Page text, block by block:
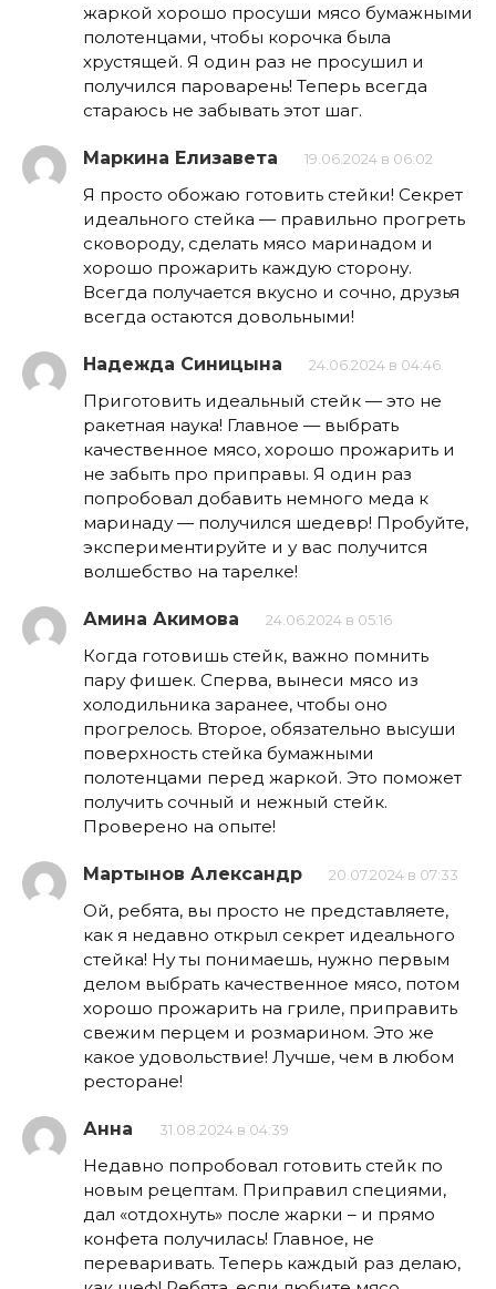
жаркой хорошо просуши мясо бумажными
полотенцами, чтобы корочка была
хрустящей. Я один раз не просушил и
получился пароварень! Теперь всегда
стараюсь не забывать этот шаг.
Маркина Елизавета 19.06.2024 в 06:02
Я просто обожаю готовить стейки! Секрет
идеального стейка — правильно прогреть
сковороду, сделать мясо маринадом и
хорошо прожарить каждую сторону.
Всегда получается вкусно и сочно, друзья
всегда остаются довольными!
Надежда Синицына 24.06.2024 в 04:46
Приготовить идеальный стейк — это не
ракетная наука! Главное — выбрать
качественное мясо, хорошо прожарить и
не забыть про приправы. Я один раз
попробовал добавить немного меда к
маринаду — получился шедевр! Пробуйте,
экспериментируйте и у вас получится
волшебство на тарелке!
Амина Акимова 24.06.2024 в 05:16
Когда готовишь стейк, важно помнить
пару фишек. Сперва, вынеси мясо из
холодильника заранее, чтобы оно
прогрелось. Второе, обязательно высуши
поверхность стейка бумажными
полотенцами перед жаркой. Это поможет
получить сочный и нежный стейк.
Проверено на опыте!
Мартынов Александр 20.07.2024 в 07:33
Ой, ребята, вы просто не представляете,
как я недавно открыл секрет идеального
стейка! Ну ты понимаешь, нужно первым
делом выбрать качественное мясо, потом
хорошо прожарить на гриле, приправить
свежим перцем и розмарином. Это же
какое удовольствие! Лучше, чем в любом
ресторане!
Анна 31.08.2024 в 04:39
Недавно попробовал готовить стейк по
новым рецептам. Приправил специями,
дал «отдохнуть» после жарки – и прямо
конфета получилась! Главное, не
переваривать. Теперь каждый раз делаю,